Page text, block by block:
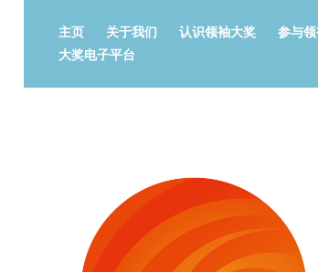
主页 关于我们 认识领袖大奖 参与
大奖电子平台